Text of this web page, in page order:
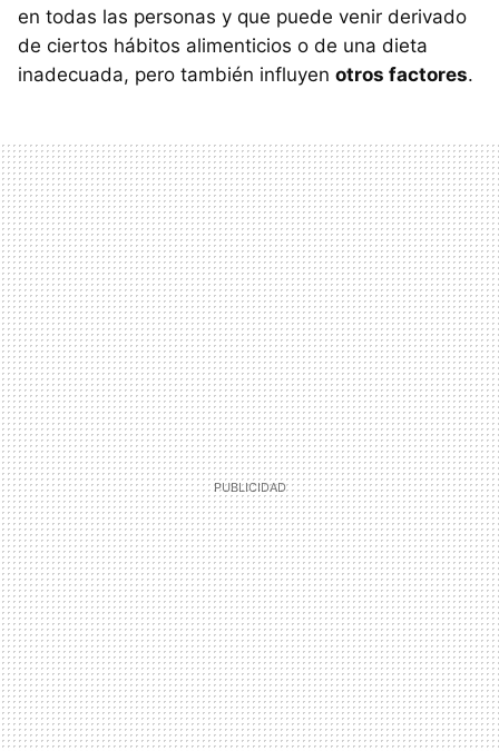
en todas las personas y que puede venir derivado
de ciertos hábitos alimenticios o de una dieta
inadecuada, pero también influyen otros factores.